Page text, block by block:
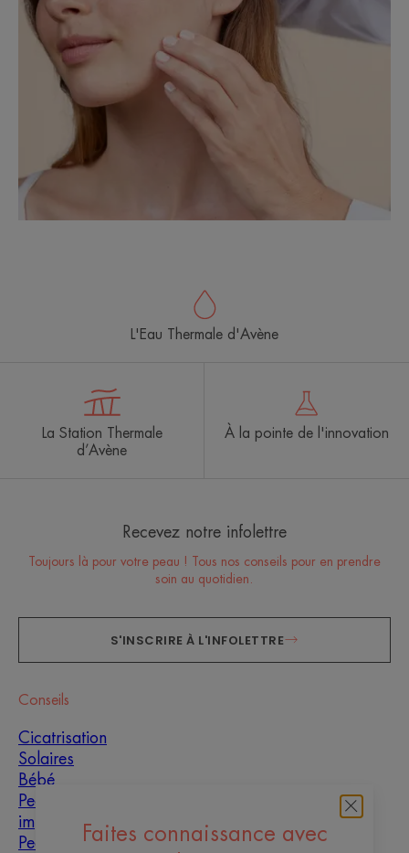
Faites connaissance avec
L'Eau Thermale d'Avène
La Station Thermale
d’Avène
À la pointe de l'innovation
Recevez notre infolettre
Toujours là pour votre peau ! Tous nos conseils pour en prendre
soin au quotidien.
S'INSCRIRE À L'INFOLETTRE
Conseils
Cicatrisation
Solaires
Bébé
Peaux grasses à
imperfections
Peau mixte